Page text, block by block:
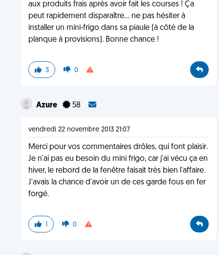
aux produits frais après avoir fait les courses ! Ça
peut rapidement disparaître... ne pas hésiter à
installer un mini-frigo dans sa piaule (à côté de la
planque à provisions). Bonne chance !
3 0
Azure 58
vendredi 22 novembre 2013 21:07
Merci pour vos commentaires drôles, qui font plaisir.
Je n'ai pas eu besoin du mini frigo, car j'ai vécu ça en
hiver, le rebord de la fenêtre faisait très bien l'affaire.
J'avais la chance d'avoir un de ces garde fous en fer
forgé.
1 0